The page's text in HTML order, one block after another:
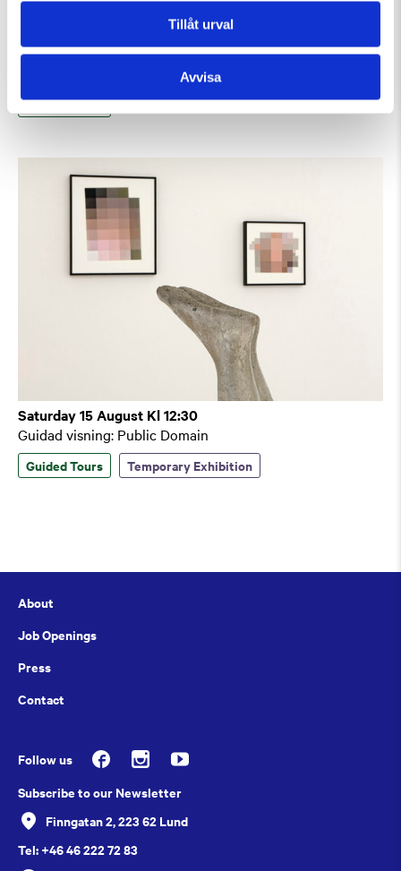
Tillåt urval
Avvisa
Sunday 9 August Kl 15:00
Guided Tours
Saturday 15 August Kl 12:30
Guidad visning: Public Domain
Guided Tours Temporary Exhibition
About
Job Openings
Press
Contact
Follow us
Subscribe to our Newsletter
Finngatan 2, 223 62 Lund
Tel: +46 46 222 72 83